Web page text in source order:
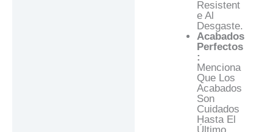
Resistent
E Al
Desgaste.
Acabados
Perfectos
:
Menciona
Que Los
Acabados
Son
Cuidados
Hasta El